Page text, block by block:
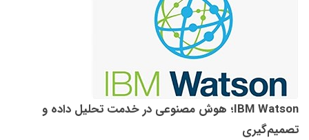
IBM Watson؛ هوش مصنوعی در خدمت تحلیل داده و
تصمیم‌گیری